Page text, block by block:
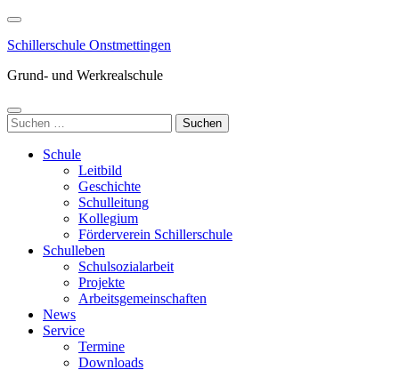
Zum
springen
drücken)
Schillerschule Onstmettingen
Grund- und Werkrealschule
Suchen
nach:
Schule
Leitbild
Geschichte
Schulleitung
Kollegium
Förderverein Schillerschule
Schulleben
Schulsozialarbeit
Projekte
Arbeitsgemeinschaften
News
Service
Termine
Downloads